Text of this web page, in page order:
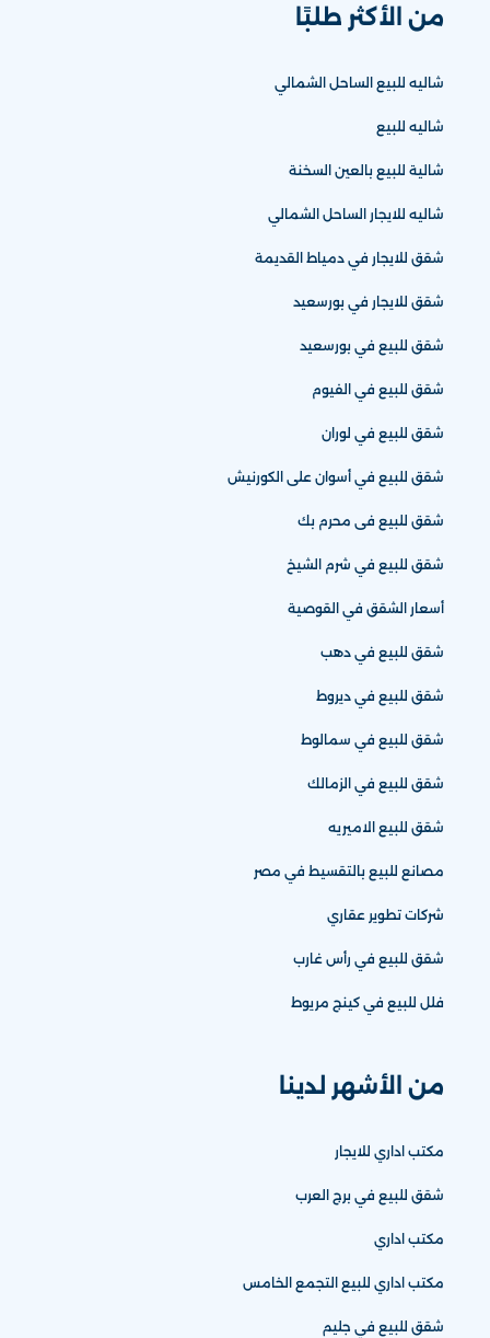
من الأكثر طلبًا
شاليه للبيع الساحل الشمالي
شاليه للبيع
شالية للبيع بالعين السخنة
شاليه للايجار الساحل الشمالي
شقق للايجار في دمياط القديمة
شقق للايجار في بورسعيد
شقق للبيع في بورسعيد
شقق للبيع في الفيوم
شقق للبيع في لوران
شقق للبيع في أسوان على الكورنيش
شقق للبيع فى محرم بك
شقق للبيع في شرم الشيخ
أسعار الشقق في القوصية
شقق للبيع في دهب
شقق للبيع في ديروط
شقق للبيع في سمالوط
شقق للبيع في الزمالك
شقق للبيع الاميريه
مصانع للبيع بالتقسيط في مصر
شركات تطوير عقاري
شقق للبيع في رأس غارب
فلل للبيع في كينج مريوط
من الأشهر لدينا
مكتب اداري للايجار
شقق للبيع في برج العرب
مكتب اداري
مكتب اداري للبيع التجمع الخامس
شقق للبيع في جليم